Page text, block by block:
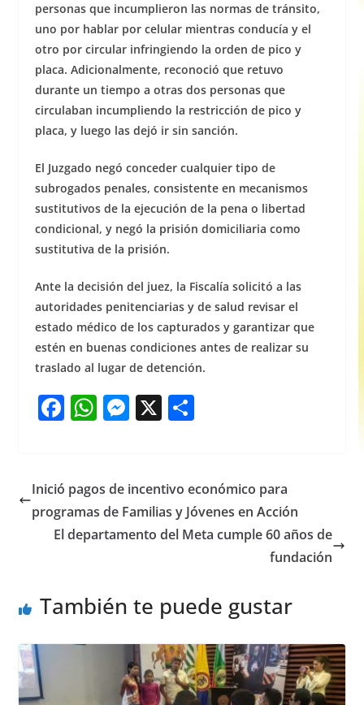
personas que incumplieron las normas de tránsito,
uno por hablar por celular mientras conducía y el
otro por circular infringiendo la orden de pico y
placa. Adicionalmente, reconoció que retuvo
durante un tiempo a otras dos personas que
circulaban incumpliendo la restricción de pico y
placa, y luego las dejó ir sin sanción.
El Juzgado negó conceder cualquier tipo de
subrogados penales, consistente en mecanismos
sustitutivos de la ejecución de la pena o libertad
condicional, y negó la prisión domiciliaria como
sustitutiva de la prisión.
Ante la decisión del juez, la Fiscalía solicitó a las
autoridades penitenciarias y de salud revisar el
estado médico de los capturados y garantizar que
estén en buenas condiciones antes de realizar su
traslado al lugar de detención.
F
e
b
o
W
s
A
p
M
e
n
g
X S
e
Inició pagos de incentivo económico para
programas de Familias y Jóvenes en Acción
El departamento del Meta cumple 60 años de
fundación
También te puede gustar